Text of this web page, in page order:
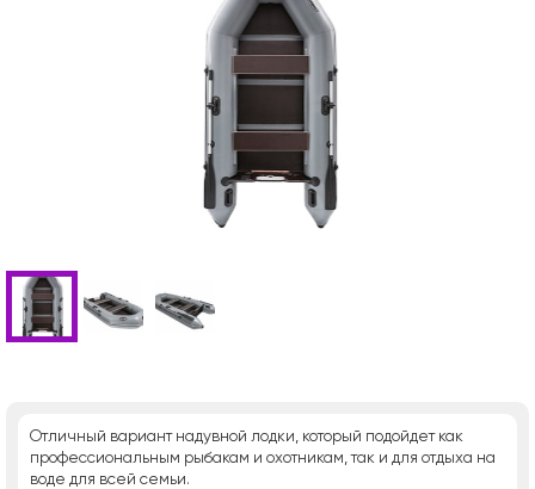
Отличный вариант надувной лодки, который подойдет как
профессиональным рыбакам и охотникам, так и для отдыха на
воде для всей семьи.